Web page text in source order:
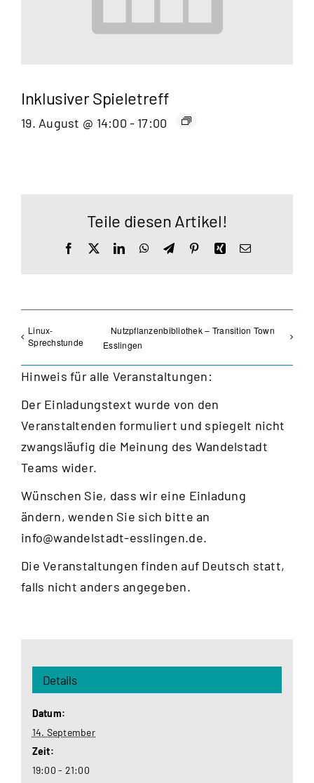
Inklusiver Spieletreff
19. August @ 14:00 - 17:00
Teile diesen Artikel!
Facebook LinkedInWhatsApp
TelegramPinterestXingE-
Linux-
Sprechstunde
Nutzpflanzenbibliothek – Transition Town
Esslingen
Hinweis für alle Veranstaltungen:
Der Einladungstext wurde von den
Veranstaltenden formuliert und spiegelt nicht
zwangsläufig die Meinung des Wandelstadt
Teams wider.
Wünschen Sie, dass wir eine Einladung
ändern, wenden Sie sich bitte an
info@wandelstadt-esslingen.de.
Die Veranstaltungen finden auf Deutsch statt,
falls nicht anders angegeben.
Details
Datum:
14. September
Zeit:
19:00 - 21:00